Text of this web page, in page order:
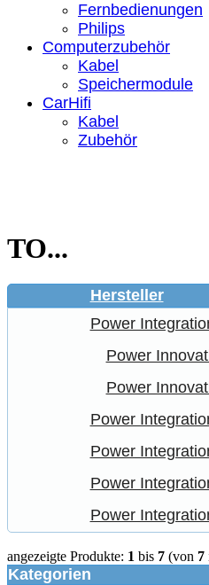
Fernbedienungen
Philips
Computerzubehör
Kabel
Speichermodule
CarHifi
Kabel
Zubehör
TO...
Hersteller
Power
Power
Power
Power
Power
Power
Power
angezeigte Produkte: 1 bis 7 (von 7
Kategorien